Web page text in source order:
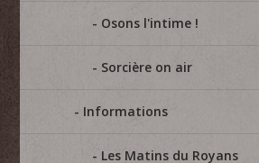
Osons l'intime !
Sorcière on air
Informations
Les Matins du Royans